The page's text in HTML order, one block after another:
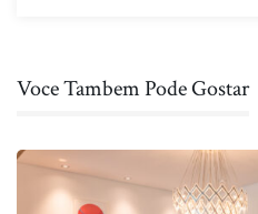
Voce Tambem Pode Gostar